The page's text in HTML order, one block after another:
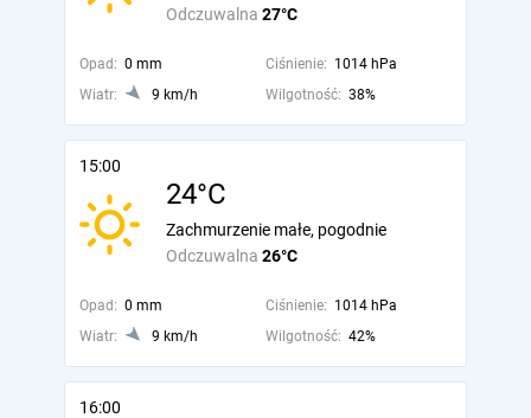
Odczuwalna 27°C
Opad: 0 mm Ciśnienie: 1014 hPa
Wiatr:
9 km/h Wilgotność: 38%
15:00
24°C
Odczuwalna 26°C
Zachmurzenie małe, pogodnie
Opad: 0 mm Ciśnienie: 1014 hPa
Wiatr:
9 km/h Wilgotność: 42%
16:00